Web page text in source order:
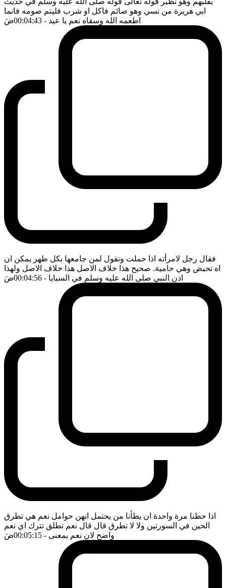
ابي هريرة من نسي وهو صائم فاكل او شرب فليتم صومه فانما
اطعمه الله وسقاه نعم يا عيد - 00:04:43 ضَ
فقال رجل لامرأته اذا حملت ونقول لمن جامعها بكل طهر يمكن ان
اه تحيض وهي حامية. صحيح هذا خلاف الاصل هذا خلاف الاصل ولهذا
اذن النبي صلى الله عليه وسلم في السبايا - 00:04:56 ضَ
اذا حظنا مرة واحدة ان يطأنا من يحتمل انهن حوامل نعم هي تطرق
الحين في السورتين ولا لا تطرق قال قال نعم تطلق تترك اي نعم
واضح لان نعم بمعنى - 00:05:15 ضَ